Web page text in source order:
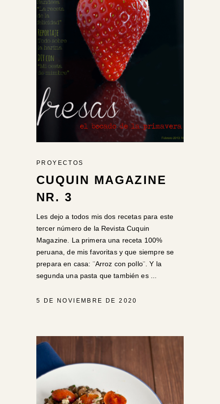
PROYECTOS
CUQUIN MAGAZINE
NR. 3
Les dejo a todos mis dos recetas para este
tercer número de la Revista Cuquin
Magazine. La primera una receta 100%
peruana, de mis favoritas y que siempre se
prepara en casa: ¨Arroz con pollo¨. Y la
segunda una pasta que también es
5 DE NOVIEMBRE DE 2020